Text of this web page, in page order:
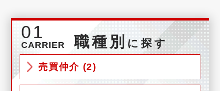
01
CARRIER 職種別 に探す
売買仲介 (2)